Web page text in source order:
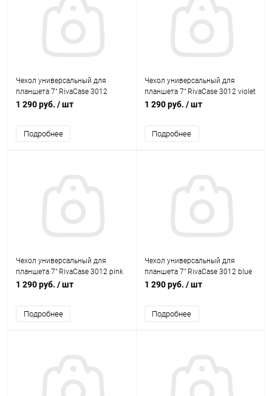
Чехол универсальный для
планшета 7" RivaCase 3012
aquamarine
1 290 руб. / шт
Подробнее
Чехол универсальный для
планшета 7" RivaCase 3012 violet
1 290 руб. / шт
Подробнее
Чехол универсальный для
планшета 7" RivaCase 3012 pink
1 290 руб. / шт
Подробнее
Чехол универсальный для
планшета 7" RivaCase 3012 blue
1 290 руб. / шт
Подробнее